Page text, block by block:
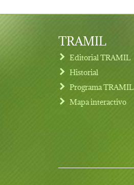
Footer menu
TRAMIL
Editorial TRAMIL
Historial
Programa TRAMIL
Mapa interactivo